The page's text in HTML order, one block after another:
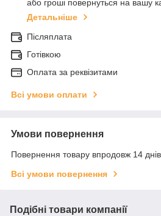
або гроші повернуться на вашу
Детальніше
Післяплата
Готівкою
Оплата за реквізитами
Всі умови оплати
Умови повернення
Повернення товару впродовж 14
Всі умови повернення
Подібні товари компанії